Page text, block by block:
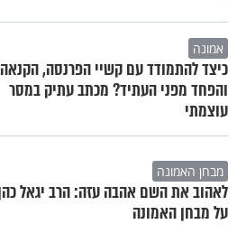
אמונה
כיצד להתמודד עם קשיי הפרנסה,
והפחד מפני העתיד? מכתב עתיק במסר
עוצמתי
מבחן האמונה
לאהוב את השם אהבה עזה: הרב יגאל
על מבחן האמונה